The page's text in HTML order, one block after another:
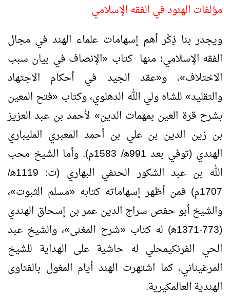
مؤلفات الهنود في الفقه الإسلامي
ويجدر بنا ذِكْر أهم إسهامات علماء الهند في مجال
الفقه الإسلامي؛ منها كتاب «الإنصاف في بيان سبب
الاختلاف»، و«عقد الجيد في أحكام الاجتهاد
والتقليد» للشاه ولي الله الدهلوي، وكتاب «فتح المعين
بشرح قرة العين بمهمات الدين» لأحمد بن عبد العزيز
بن زين الدين بن علي بن أحمد المعبري المليباري
الهندي (توفي بعد 991ﻫ/ 1583م). وأما الشيخ محب
الله بن عبد الشكور الحنفي البهاري (ت: 1119ﻫ/
1707م) فمن أظهر إسهاماته كتابه «مسلم الثبوت»،
والشيخ أبو حفص سراج الدين عمر بن إسحاق الهندي
(773-1371ﻫ) له كتاب «شرح المغنى»، والشيخ عبد
الحي الفرنكيمحلي له حاشية على الهداية للشيخ
المرغيناني، كما اشتهرت الهند أيام المغول بالفتاوى
الهندية العالمكيرية.